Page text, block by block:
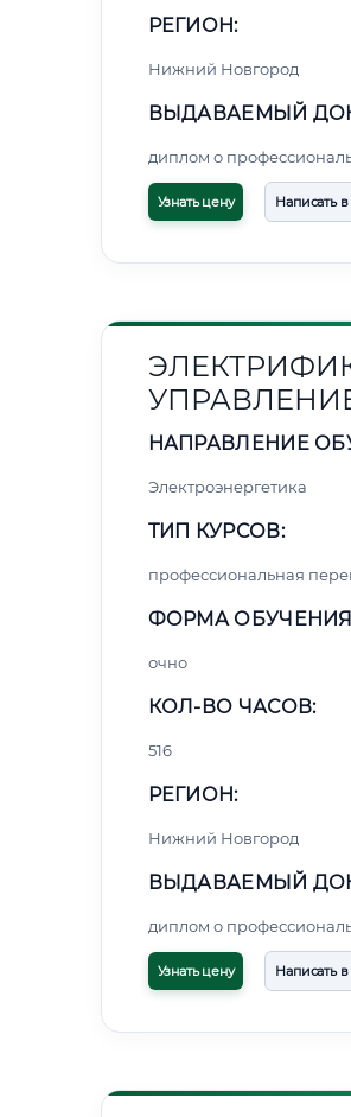
РЕГИОН:
Нижний Новгород
ВЫДАВАЕМЫЙ
диплом о
Узнать цену Написать
НАПРАВЛЕНИЕ
Электроэнергетика
ТИП КУРСОВ:
профессиональная
ФОРМА
очно
КОЛ-ВО ЧАСОВ:
516
РЕГИОН:
Нижний Новгород
ВЫДАВАЕМЫЙ
диплом о
Узнать цену Написать